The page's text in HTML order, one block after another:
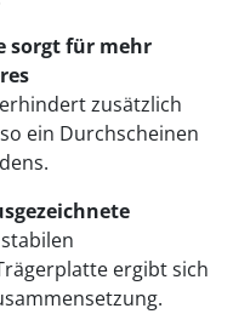
sorgt für mehr
zusätzlich
ein Durchscheinen
ergibt sich